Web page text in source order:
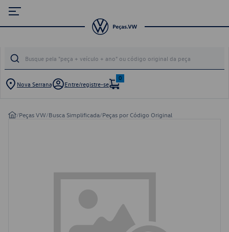
Nova Serrana Entre/registre-se
0
/Peças VW/Busca Simplificada/Peças por Código Original